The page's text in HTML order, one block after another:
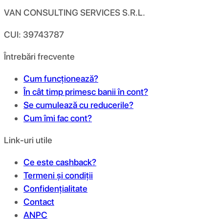
VAN CONSULTING SERVICES S.R.L.
CUI: 39743787
Întrebări frecvente
Cum funcționează?
În cât timp primesc banii în cont?
Se cumulează cu reducerile?
Cum îmi fac cont?
Link-uri utile
Ce este cashback?
Termeni și condiții
Confidențialitate
Contact
ANPC